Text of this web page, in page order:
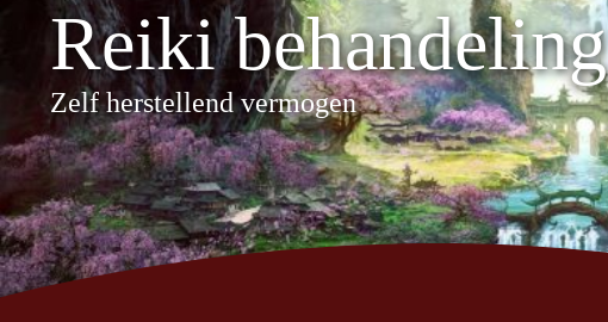
Reiki behandeling
Zelf herstellend vermogen